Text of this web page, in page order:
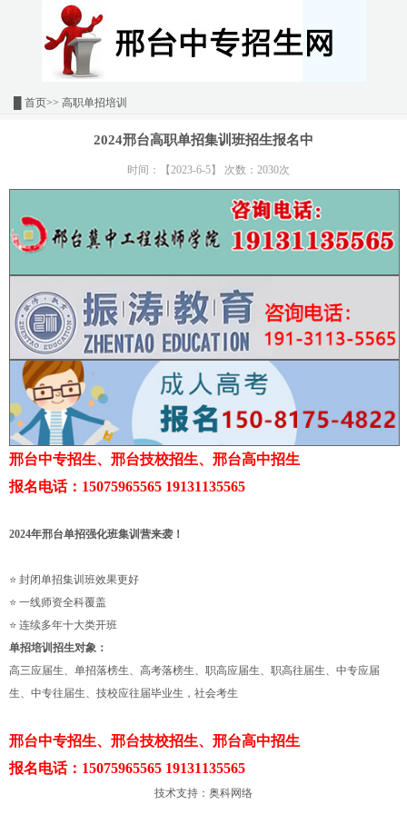
首页>> 高职单招培训
2024邢台高职单招集训班招生报名中
时间：【2023-6-5】 次数：2030次
邢台中专招生、邢台技校招生、邢台高中招生
报名电话：15075965565 19131135565
2024年邢台单招强化班集训营来袭！
⭐ 封闭单招集训班效果更好
⭐ 一线师资全科覆盖
⭐ 连续多年十大类开班
单招培训 招生对象：
高三应届生、单招落榜生、高考落榜生、职高应届生、职高往届生、中专应届
生、中专往届生、技校应往届毕业生，社会考生
邢台中专招生、邢台技校招生、邢台高中招生
报名电话：15075965565 19131135565
技术支持： 奥科网络